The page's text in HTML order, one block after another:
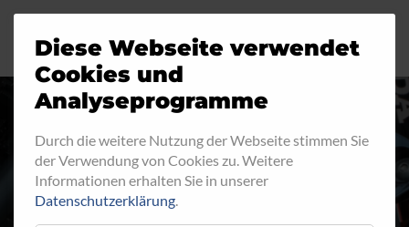
RINGFITTING 034
Diese Webseite verwendet
Cookies und
Analyseprogramme
Durch die weitere Nutzung der Webseite stimmen Sie
der Verwendung von Cookies zu. Weitere
Informationen erhalten Sie in unserer
Datenschutzerklärung.
Motorrad
Industrie
Automobil
Fahrrad
Ringfitting
Aussengewinde
Innengewinde
Hohlschrauben
Jobs